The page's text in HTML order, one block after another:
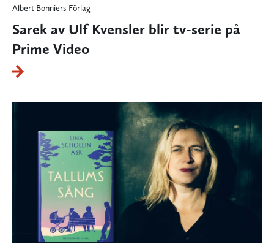
Albert Bonniers Förlag
Sarek av Ulf Kvensler blir tv-serie på
Prime Video